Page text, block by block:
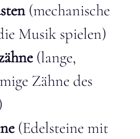
(mechanische
Musik spielen)
(lange,
Zähne des
(Edelsteine mit